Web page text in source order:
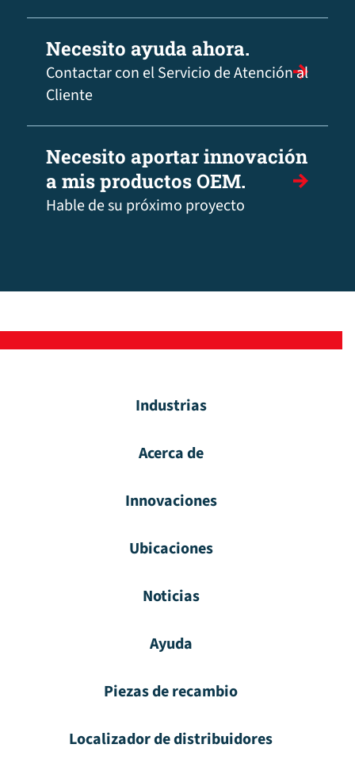
Necesito ayuda ahora.
Contactar con el Servicio de Atención al
Cliente
Necesito aportar innovación
a mis productos OEM.
Hable de su próximo proyecto
Industrias
Acerca de
Innovaciones
Ubicaciones
Noticias
Ayuda
Piezas de recambio
Localizador de distribuidores